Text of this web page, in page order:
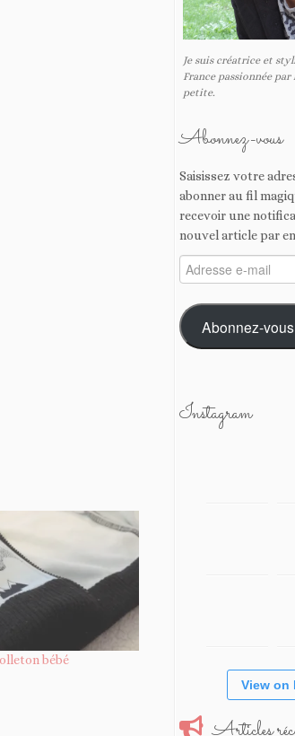
bébé
Je suis créatrice et
France passionnée
petite.
Abonnez-vous
Saisissez votre
abonner au fil
recevoir une
nouvel article par
Adresse
e-
mail
Abonnez-vous
Instagram
View on